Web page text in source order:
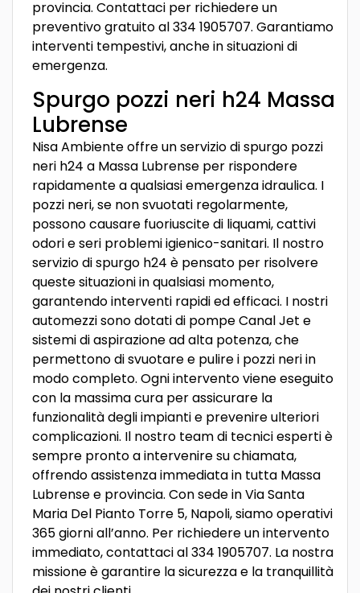
provincia. Contattaci per richiedere un
preventivo gratuito al 334 1905707. Garantiamo
interventi tempestivi, anche in situazioni di
emergenza.
Spurgo pozzi neri h24 Massa
Lubrense
Nisa Ambiente offre un servizio di spurgo pozzi
neri h24 a Massa Lubrense per rispondere
rapidamente a qualsiasi emergenza idraulica. I
pozzi neri, se non svuotati regolarmente,
possono causare fuoriuscite di liquami, cattivi
odori e seri problemi igienico-sanitari. Il nostro
servizio di spurgo h24 è pensato per risolvere
queste situazioni in qualsiasi momento,
garantendo interventi rapidi ed efficaci. I nostri
automezzi sono dotati di pompe Canal Jet e
sistemi di aspirazione ad alta potenza, che
permettono di svuotare e pulire i pozzi neri in
modo completo. Ogni intervento viene eseguito
con la massima cura per assicurare la
funzionalità degli impianti e prevenire ulteriori
complicazioni. Il nostro team di tecnici esperti è
sempre pronto a intervenire su chiamata,
offrendo assistenza immediata in tutta Massa
Lubrense e provincia. Con sede in Via Santa
Maria Del Pianto Torre 5, Napoli, siamo operativi
365 giorni all’anno. Per richiedere un intervento
immediato, contattaci al 334 1905707. La nostra
missione è garantire la sicurezza e la tranquillità